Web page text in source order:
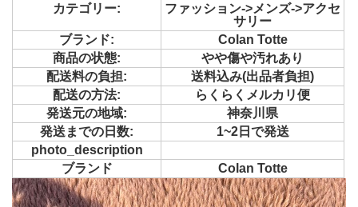
カテゴリー:
ファッション->メンズ->アクセ
サリー
ブランド:
Colan Totte
商品の状態:
やや傷や汚れあり
配送料の負担:
送料込み(出品者負担)
配送の方法:
らくらくメルカリ便
発送元の地域:
神奈川県
発送までの日数:
1~2日で発送
photo_description
ブランド
Colan Totte